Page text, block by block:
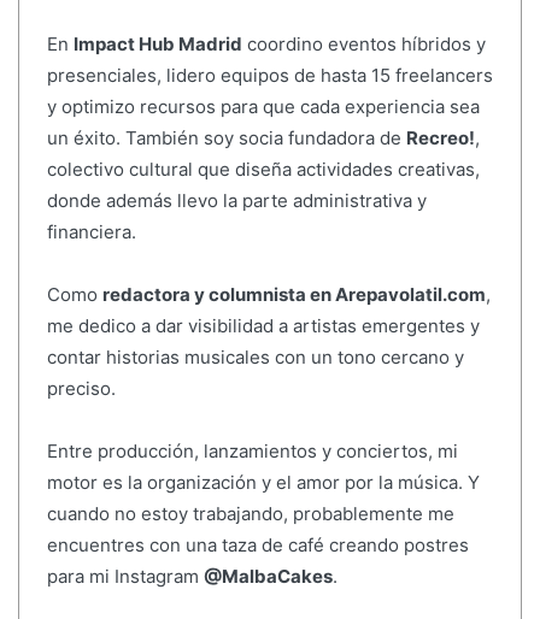
En Impact Hub Madrid coordino eventos híbridos y
presenciales, lidero equipos de hasta 15 freelancers
y optimizo recursos para que cada experiencia sea
un éxito. También soy socia fundadora de Recreo!,
colectivo cultural que diseña actividades creativas,
donde además llevo la parte administrativa y
financiera.
Como redactora y columnista en Arepavolatil.com,
me dedico a dar visibilidad a artistas emergentes y
contar historias musicales con un tono cercano y
preciso.
Entre producción, lanzamientos y conciertos, mi
motor es la organización y el amor por la música. Y
cuando no estoy trabajando, probablemente me
encuentres con una taza de café creando postres
para mi Instagram @MalbaCakes.